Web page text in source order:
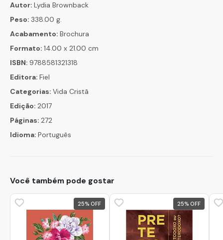
Autor: Lydia Brownback
Peso: 338.00 g.
Acabamento: Brochura
Formato: 14.00 x 21.00 cm
ISBN: 9788581321318
Editora: Fiel
Categorias: Vida Cristã
Edição: 2017
Páginas: 272
Idioma: Português
Você também pode gostar
25% 25%